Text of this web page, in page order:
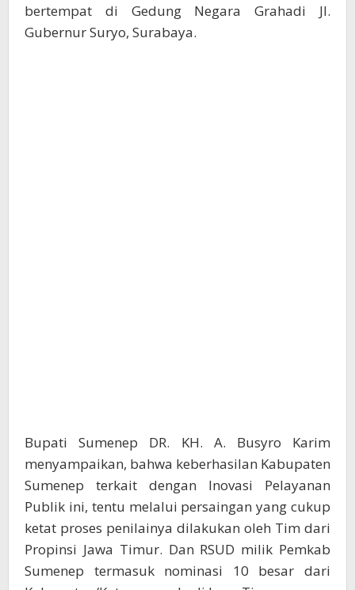
bertempat di Gedung Negara Grahadi Jl.
Gubernur Suryo, Surabaya.
Bupati Sumenep DR. KH. A. Busyro Karim
menyampaikan, bahwa keberhasilan Kabupaten
Sumenep terkait dengan Inovasi Pelayanan
Publik ini, tentu melalui persaingan yang cukup
ketat proses penilainya dilakukan oleh Tim dari
Propinsi Jawa Timur. Dan RSUD milik Pemkab
Sumenep termasuk nominasi 10 besar dari